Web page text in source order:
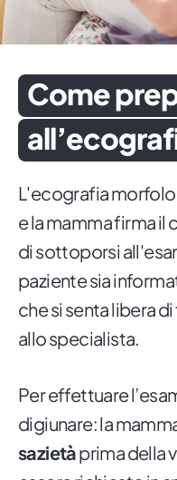
Come
L'ecografia
e la mamma firma
di sottoporsi
paziente sia
che si senta libera
allo specialista.
Per effettuare
digiunare: la
sazietàprima della